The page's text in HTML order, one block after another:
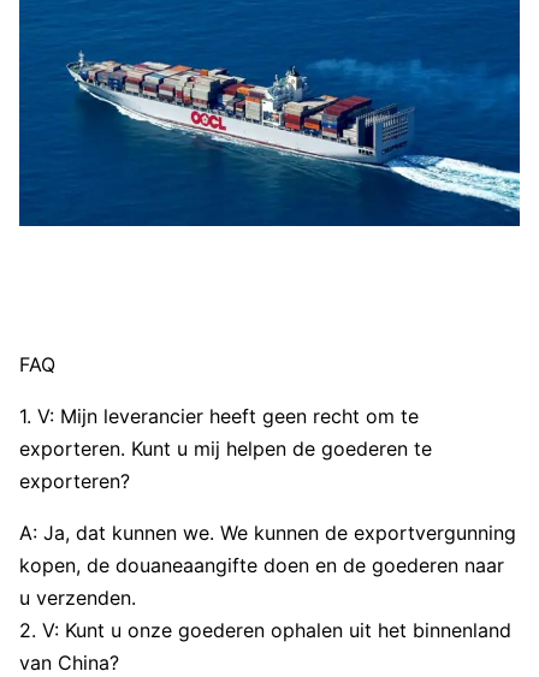
FAQ
1. V: Mijn leverancier heeft geen recht om te
exporteren. Kunt u mij helpen de goederen te
exporteren?
A: Ja, dat kunnen we. We kunnen de exportvergunning
kopen, de douaneaangifte doen en de goederen naar
u verzenden.
2. V: Kunt u onze goederen ophalen uit het binnenland
van China?